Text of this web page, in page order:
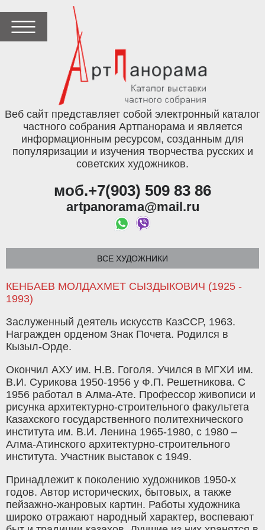
Веб сайт представляет собой электронный каталог
частного собрания Артпанорама и является
информационным ресурсом, созданным для
популяризации и изучения творчества русских и
советских художников.
моб.+7(903) 509 83 86
artpanorama@mail.ru
ВСЕ ХУДОЖНИКИ
КЕНБАЕВ МОЛДАХМЕТ СЫЗДЫКОВИЧ (1925 -
1993)
Заслуженный деятель искусств КазССР, 1963.
Награжден орденом Знак Почета. Родился в
Кызыл-Орде.
Окончил АХУ им. Н.В. Гоголя. Учился в МГХИ им.
В.И. Сурикова 1950-1956 у Ф.П. Решетникова. С
1956 работал в Алма-Ате. Профессор живописи и
рисунка архитектурно-строительного факультета
Казахского государственного политехнического
института им. В.И. Ленина 1965-1980, с 1980 –
Алма-Атинского архитектурно-строительного
института. Участник выставок с 1949.
Принадлежит к поколению художников 1950-х
годов. Автор исторических, бытовых, а также
пейзажно-жанровых картин. Работы художника
широко отражают народный характер, воспевают